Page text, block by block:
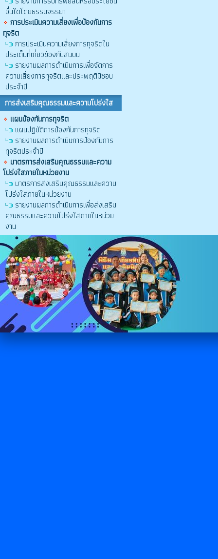
อื่นใดโดยธรรมจรรยา
การประเมินความเสี่ยงเพื่อป้องกันการ
ทุจริต
การประเมินความเสี่ยงการทุจริตใน
ประเด็นที่เกี่ยวข้องกับสินบน
รายงานผลการดำเนินการเพื่อจัดการ
ความเสี่ยงการทุจริตและประพฤติมิชอบ
ประจำปี
การส่งเสริมคุณธรรมและความโปร่งใส
แผนป้องกันการทุจริต
แผนปฏิบัติการป้องกันการทุจริต
รายงานผลการดำเนินการป้องกันการ
ทุจริตประจำปี
มาตรการส่งเสริมคุณธรรมและความ
โปร่งใสภายในหน่วยงาน
มาตรการส่งเสริมคุณธรรมและความ
โปร่งใสภายในหน่วยงาน
รายงานผลการดำเนินการเพื่อส่งเสริม
คุณธรรมและความโปร่งใสภายในหน่วย
งาน